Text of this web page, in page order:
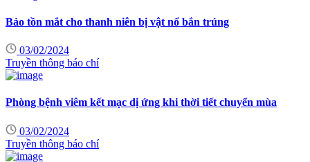
Bảo tồn mắt cho thanh niên bị vật nổ bắn trúng
03/02/2024
Truyền thông báo chí
Phòng bệnh viêm kết mạc dị ứng khi thời tiết chuyển mùa
03/02/2024
Truyền thông báo chí